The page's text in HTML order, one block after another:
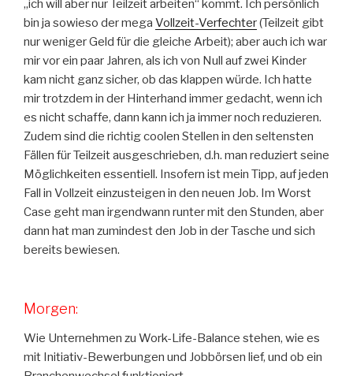
„ich will aber nur Teilzeit arbeiten“ kommt. Ich persönlich
bin ja sowieso der mega Vollzeit-Verfechter(Teilzeit gibt
nur weniger Geld für die gleiche Arbeit); aber auch ich war
mir vor ein paar Jahren, als ich von Null auf zwei Kinder
kam nicht ganz sicher, ob das klappen würde. Ich hatte
mir trotzdem in der Hinterhand immer gedacht, wenn ich
es nicht schaffe, dann kann ich ja immer noch reduzieren.
Zudem sind die richtig coolen Stellen in den seltensten
Fällen für Teilzeit ausgeschrieben, d.h. man reduziert seine
Möglichkeiten essentiell. Insofern ist mein Tipp, auf jeden
Fall in Vollzeit einzusteigen in den neuen Job. Im Worst
Case geht man irgendwann runter mit den Stunden, aber
dann hat man zumindest den Job in der Tasche und sich
bereits bewiesen.
Morgen:
Wie Unternehmen zu Work-Life-Balance stehen, wie es
mit Initiativ-Bewerbungen und Jobbörsen lief, und ob ein